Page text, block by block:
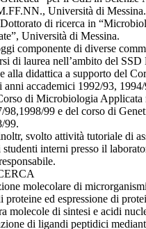
Università di Messina.
di ricerca in
Università di Messina.
componente di diverse
di laurea nell’ambito del SSD
alla didattica a supporto del
anni accademici 1992/93,
di Microbiologia Applicata
98,1998/99 e del corso di
99.
svolto attività tutoriale di
interni presso il
molecolare di
proteine ed espressione di
molecole di sintesi e acidi
di ligandi peptidici